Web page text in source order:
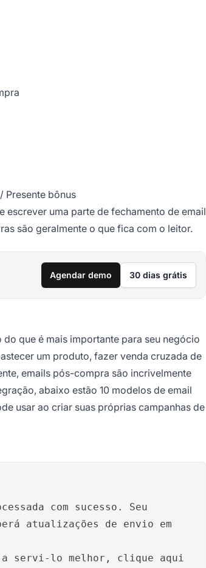
Presente bônus
escrever uma parte de fechamento de email
são geralmente o que fica com o leitor.
Agendar demo 30 dias grátis
que é mais importante para seu negócio
um produto, fazer venda cruzada de
emails pós-compra são incrivelmente
abaixo estão 10 modelos de email
usar ao criar suas próprias campanhas de
com sucesso. Seu
atualizações de envio em
a servi-lo melhor, clique aqui